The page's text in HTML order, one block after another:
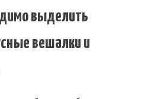
выделить
вешалки и